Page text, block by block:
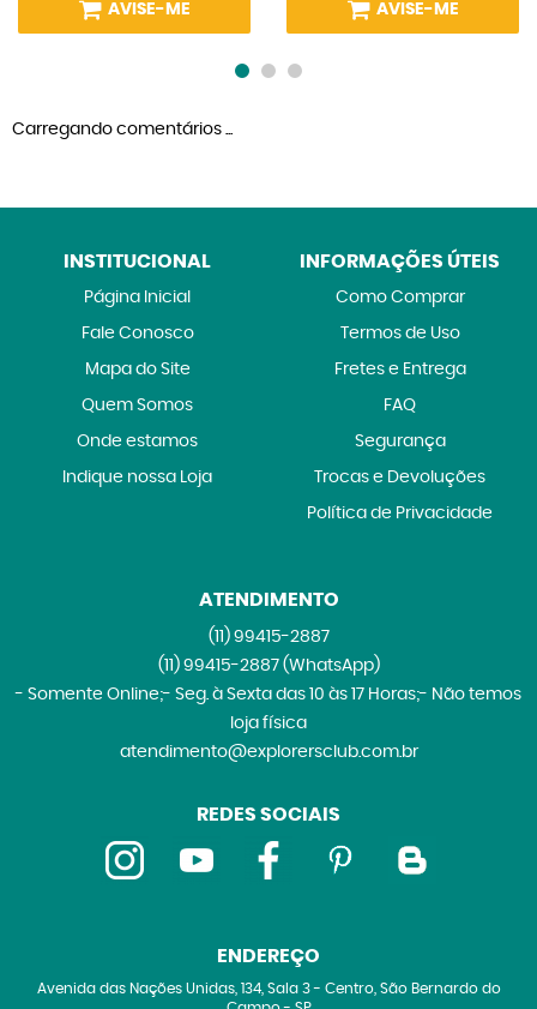
AVISE-ME AVISE-ME
Carregando comentários ...
INSTITUCIONAL
Página Inicial
Fale Conosco
Mapa do Site
Quem Somos
Onde estamos
Indique nossa Loja
INFORMAÇÕES ÚTEIS
Como Comprar
Termos de Uso
Fretes e Entrega
FAQ
Segurança
Trocas e Devoluções
Política de Privacidade
ATENDIMENTO
(11)99415-2887
(11)99415-2887 (WhatsApp)
- Somente Online;- Seg. à Sexta das 10 às 17 Horas;- Não temos
loja física
atendimento@explorersclub.com.br
REDES SOCIAIS
ENDEREÇO
Avenida das Nações Unidas, 134, Sala 3- Centro, São Bernardo do